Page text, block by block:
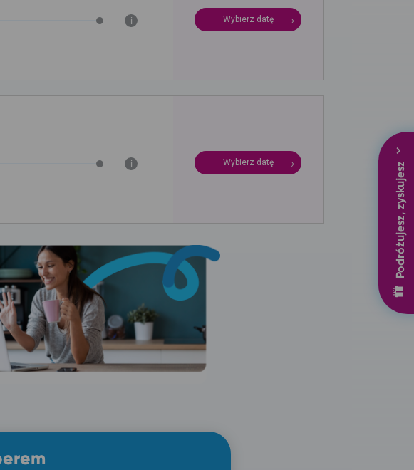
Podróżujesz, zyskujesz
i Wybierz datę
i Wybierz datę